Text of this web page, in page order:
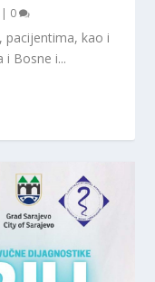
| 0
pacijentima, kao i
i Bosne i...